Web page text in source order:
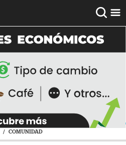
/ COMUNIDAD